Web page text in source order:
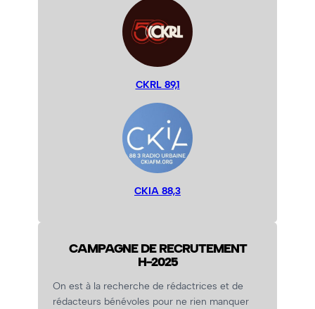
CKRL 89,1
CKIA 88,3
CAMPAGNE DE RECRUTEMENT
H-2025
On est à la recherche de rédactrices et de
rédacteurs bénévoles pour ne rien manquer